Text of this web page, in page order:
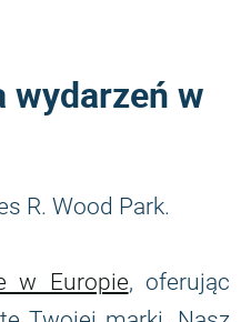
w
R. Wood Park.
w Europie, oferując